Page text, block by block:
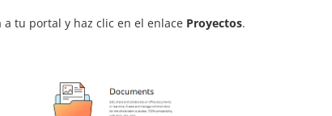
a tu portal y haz clic en el enlace Proyectos.